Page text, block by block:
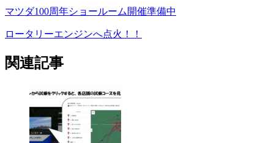
ペ
ー
ジ
ネ
マツダ100周年ショールーム開催準備中
ロータリーエンジンへ点火！！
関連記事